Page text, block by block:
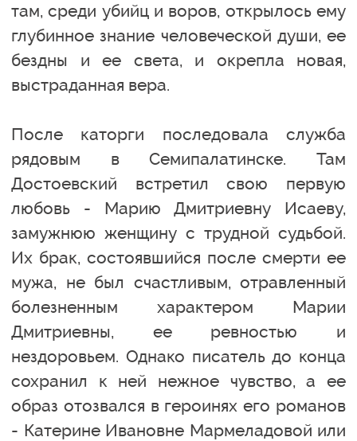
там, среди убийц и воров, открылось ему
глубинное знание человеческой души, ее
бездны и ее света, и окрепла новая,
выстраданная вера.
После каторги последовала служба
рядовым в Семипалатинске. Там
Достоевский встретил свою первую
любовь - Марию Дмитриевну Исаеву,
замужнюю женщину с трудной судьбой.
Их брак, состоявшийся после смерти ее
мужа, не был счастливым, отравленный
болезненным характером Марии
Дмитриевны, ее ревностью и
нездоровьем. Однако писатель до конца
сохранил к ней нежное чувство, а ее
образ отозвался в героинях его романов
- Катерине Ивановне Мармеладовой или